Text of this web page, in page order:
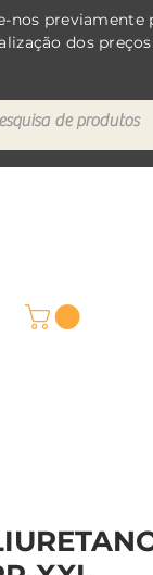
nos previamente
dos